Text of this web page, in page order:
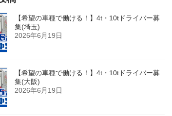
【希望の車種で働ける！】4t・10tドライバー募
集(埼玉)
2026年6月19日
【希望の車種で働ける！】4t・10tドライバー募
集(大阪)
2026年6月19日